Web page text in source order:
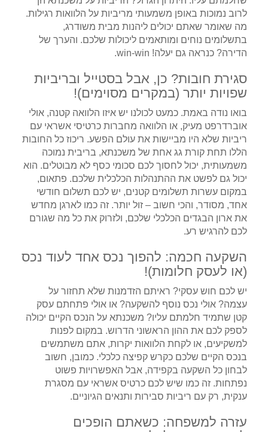
לרוב נמוכות באופן משמעותי מריביות על הלוואות רגילות.
מה שאומר שאתם יכולים ליהנות מבית משודרג,
בתשלומים נוחים ומותאמים ליכולות שלכם. והערך של
הדירה? כנראה גם יעלה! win-win.
סגירת חובות? כן, אבל בסטייל ובריביות
שפויות יותר (במקרים מסוימים)!
בואו נודה באמת. כמעט לכולנו יש איזו הלוואה קטנה, אולי
אוברדרפט מעיק, או הלוואה מחברות כרטיסי אשראי עם
ריביות שלא היו מביישות את עולם הפשע. ריכוז כל החובות
הללו תחת קורת גג אחת של משכנתא, בריבית נמוכה
משמעותית, יכול לחסוך לכם סכומי כסף לא מבוטלים. הוא
יכול גם לפשט את ההתנהלות הכלכלית שלכם. פתאום,
במקום עשרות תשלומים קטנים, יש לכם תשלום חודשי
אחד, מסודר, והכי חשוב – זול יותר. זה כמו לארגן מחדש
את ארון הבגדים הכלכלי שלכם, ולזרוק את כל מה שגורם
לכם להרגיש רע.
השקעה חכמה: להפוך נכס אחד לעוד נכס
(או לעסק חלומות)!
יש לכם חוש עסקי? ראיתם הזדמנות שלא תחזור על
עצמה? אולי נכס נוסף להשקעה? או אולי פתחתם עסק
קטן שתמיד חלמתם עליו? משכנתא על הנכס הקיים יכולה
לספק לכם את ההון הראשוני הדרוש. במקום לפנות
למשקיעים, או לקחת הלוואות יקרות, אתם משתמשים
בנכס הקיים שלכם כקרש קפיצה כלכלי. כמובן, חשוב
לבחון כל השקעה בקפידה, אבל האפשרויות פשוט
נפתחות. זה כמו שיש לכם כרטיס אשראי עם מסגרת
ענקית, רק עם ריביות סבירות ותנאים הגיוניים.
עזרה למשפחה: כשאתם הופכים